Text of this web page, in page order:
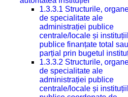
1.3.3.1 Structurile,
de specialitate ale
administrației publice
centrale/locale și
publice finanțate total sau
parțial prin bugetul
1.3.3.2 Structurile,
de specialitate ale
administrației publice
centrale/locale și